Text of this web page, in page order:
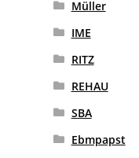
Müller
IME
RITZ
REHAU
SBA
Ebmpapst